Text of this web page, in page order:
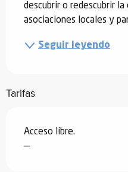
descubrir o redescubrir
asociaciones locales y
Seguir leyendo
Tarifas
Acceso libre.
—